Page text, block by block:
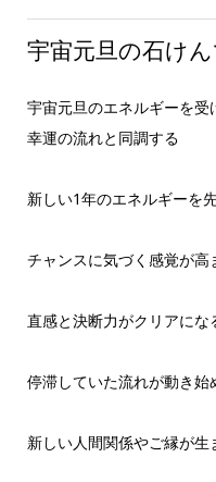
宇宙元旦の石け
宇宙元旦のエネルギーを受
幸運の流れと同調する
新しい1年のエネルギーを
チャンスに気づく感覚が高
直感と決断力がクリアにな
停滞していた流れが動き始
新しい人間関係やご縁が生